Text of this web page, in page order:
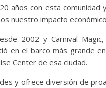
años con esta comunidad
nuestro impacto
2002 y Carnival
en el barco más grande
Center de esa ciudad.
y ofrece diversión de